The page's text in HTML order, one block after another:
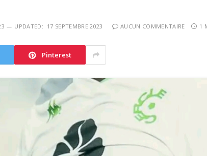
UPDATED: 17 SEPTEMBRE 2023 AUCUN COMMENTAIRE 1
Pinterest